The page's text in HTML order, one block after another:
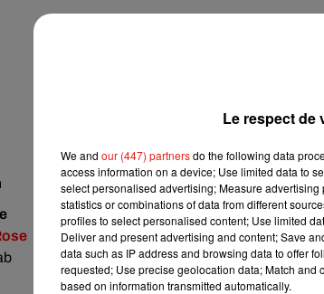
Le respect de
We and our (447) partnersdo the following data
access information on a device; Use limited data to
select personalised advertising; Measure
statistics or combinations of data from different
profiles to select personalised content; Use limited
Deliver and present advertising and content; Save
data such as IP address and browsing data to offer
requested; Use precise geolocation data; Match
based on information transmitted automatically.